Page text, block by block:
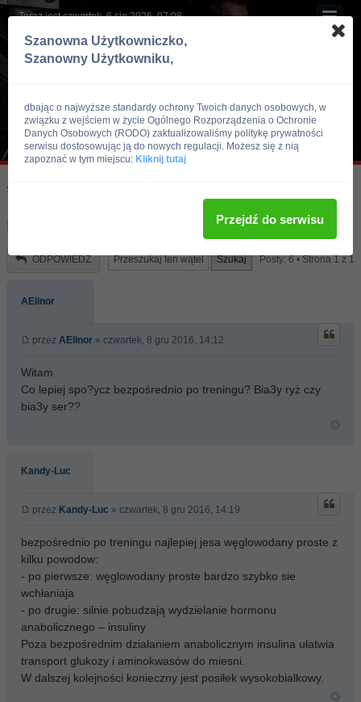
Teraz jest czwartek, 6 sie 2026, 07:08
Skocz do:
ryz czy ser
ODPOWIEDZ Posty: 6 • Strona 1 z 1
AElinor
przez AElinor » czwartek, 8 gru 2016, 14:12
Witam
Co lepiej spo?ycz bezpośrednio po treningu? Bia3y ryż czy
bia3y ser??
Kandy-Luc
przez Kandy-Luc » czwartek, 8 gru 2016, 14:19
bezpośrednio po treningu najlepiej jesa węglowodany proste z
kilku powodow:
- po pierwsze: węglowodany proste bardzo szybko sie
wchłaniaja
- po drugie: silnie pobudzają wydzielanie hormonu
anabolicznego – insuliny
Poza bezpośrednim działaniem anabolicznym insulina ułatwia
transport glukozy i aminokwasów do miesni.
W dalszej kolejności konieczny jest posiłek wysokobialkowy.
Szanowna Użytkowniczko,
Szanowny Użytkowniku,
dbając o najwyższe standardy ochrony Twoich danych osobowych, w
związku z wejściem w życie Ogólnego Rozporządzenia o Ochronie
Danych Osobowych (RODO) zaktualizowaliśmy politykę prywatności
serwisu dostosowując ją do nowych regulacji. Możesz się z nią
zapoznać w tym miejscu: Kliknij tutaj
Przejdź do serwisu